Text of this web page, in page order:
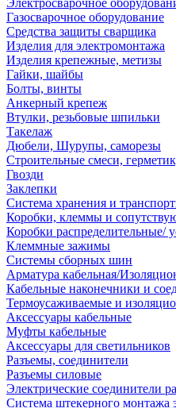
Электросварочное
Газосварочное оборудование
Средства защиты сварщика
Изделия для электромонтажа
Изделия крепежные, метизы
Гайки, шайбы
Болты, винты
Анкерный крепеж
Втулки, резьбовые шпильки
Такелаж
Дюбели, Шурупы, саморезы
Строительные смеси,
Гвозди
Заклепки
Система хранения и
Коробки, клеммы и
Коробки распределительные/
Клеммные зажимы
Системы сборных шин
Арматура кабельная/
Кабельные наконечники и
Термоусаживаемые и
Аксессуары кабельные
Муфты кабельные
Аксессуары для светильников
Разъемы, соединители
Разъемы силовые
Электрические соединители
Система штекерного монтажа